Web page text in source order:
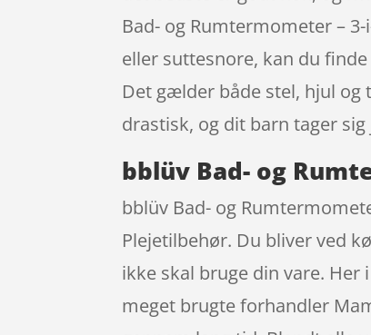
Bad- og Rumtermometer –
eller suttesnore, kan du
Det gælder både stel, hjul og
drastisk, og dit barn tager
bblüv Bad- og
bblüv Bad- og
Plejetilbehør. Du bliver ved
ikke skal bruge din vare. Her
meget brugte forhandler